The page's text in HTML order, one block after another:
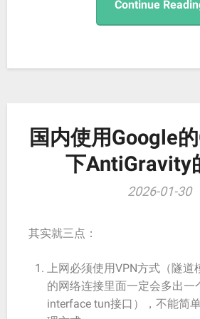
Continue
国内使用Google
下AntiGravity
2026-01-30
其实就三点：
上网必须使用VPN方式（隧
的网络连接里面一定会多出一
interface tun接口），不能简